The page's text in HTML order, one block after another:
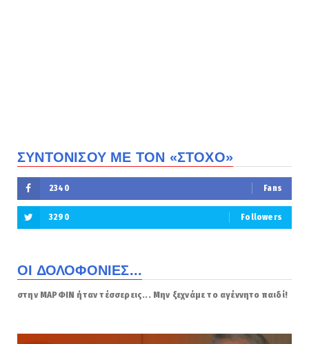
ΣΥΝΤΟΝΙΣΟΥ ΜΕ ΤΟΝ «ΣΤΟΧΟ»
2340 Fans
3290 Followers
ΟΙ ΔΟΛΟΦΟΝΙΕΣ...
στην ΜΑΡΦΙΝ ήταν τέσσερεις... Μην ξεχνάμε το αγέννητο παιδί!